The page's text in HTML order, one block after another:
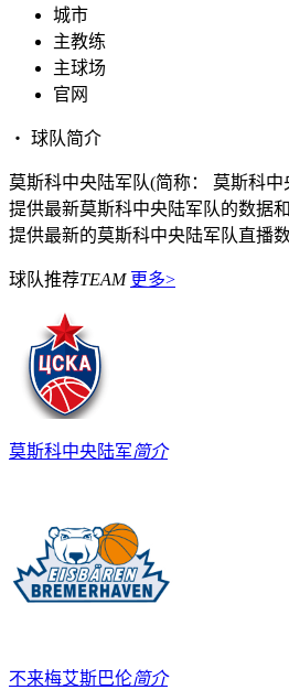
城市
主教练
主球场
官网
・ 球队简介
莫斯科中央陆军队(简称： 莫斯科中
提供最新莫斯科中央陆军队的数据
提供最新的莫斯科中央陆军队直播数
球队推荐TEAM 更多>
莫斯科中央陆军简介
不来梅艾斯巴伦简介